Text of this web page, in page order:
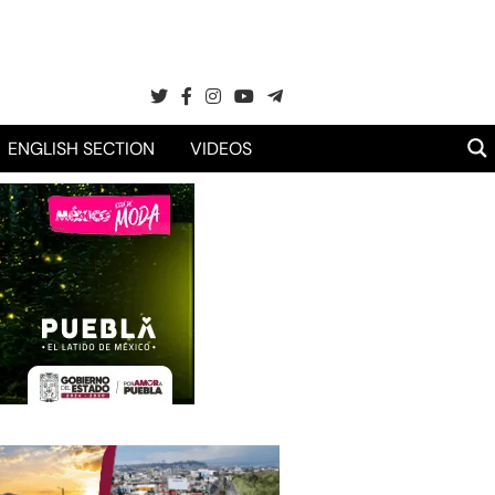
ENGLISH SECTION VIDEOS